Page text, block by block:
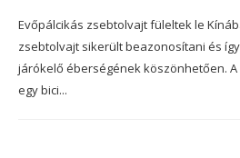
Evőpálcikás zsebtolvajt füleltek le
zsebtolvajt sikerült beazonosítani és
járókelő éberségének köszönhetően.
egy bici...